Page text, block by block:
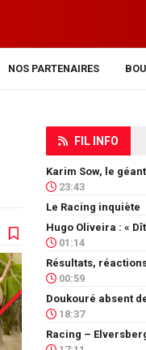
NOS PARTENAIRES
FIL INFO
23:43
Le Racing inquiète
01:14
00:59
18:37
Racing –